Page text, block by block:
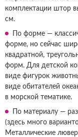
комплектации штор
см.
По форме —
форме, но сейчас
квадратной,
форм. Для детской
виде фигурок
виде обитателей
в морской тематике.
По материалу —
(здесь много
Металлические